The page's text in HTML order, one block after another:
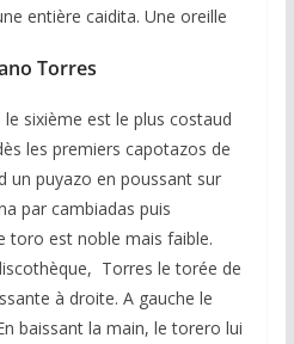
entière caidita. Une oreille
Torres
sixième est le plus costaud
les premiers capotazos de
un puyazo en poussant sur
par cambiadas puis
toro est noble mais faible.
Torres le torée de
à droite. A gauche le
baissant la main, le torero lui